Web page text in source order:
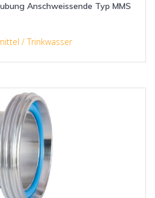
Anschweissende Typ MMS
/ Trinkwasser